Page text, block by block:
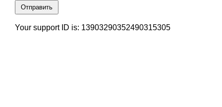
Отправить
Your support ID is: 13903290352490315305